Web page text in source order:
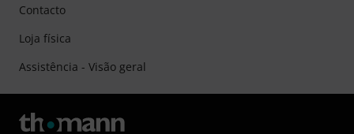
Contacto
Loja física
Assistência - Visão geral